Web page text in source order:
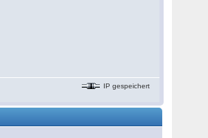
IP gespeichert